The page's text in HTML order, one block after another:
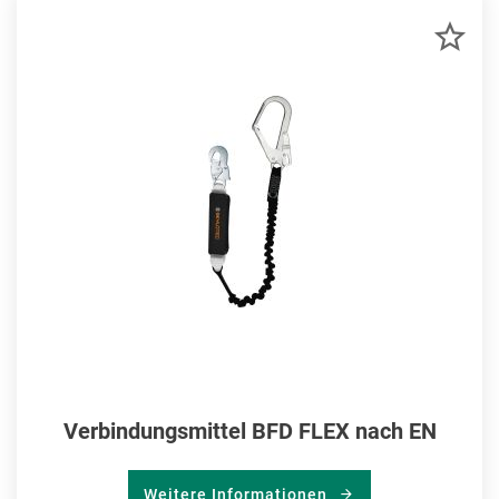
Verbindungsmittel BFD FLEX nach EN
Weitere Informationen